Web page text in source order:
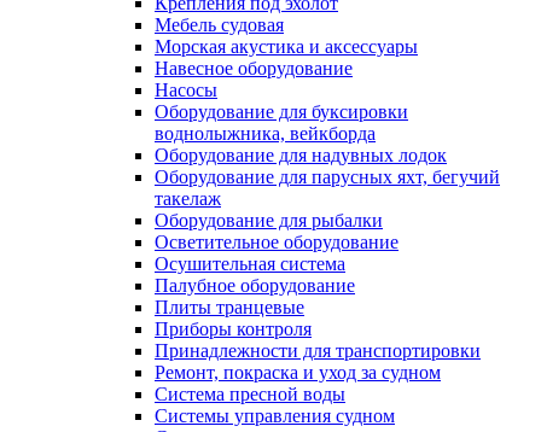
Мебель судовая
Морская акустика и аксессуары
Навесное оборудование
Насосы
Оборудование для буксировки
воднолыжника, вейкборда
Оборудование для надувных лодок
Оборудование для парусных яхт, бегучий
такелаж
Оборудование для рыбалки
Осветительное оборудование
Осушительная система
Палубное оборудование
Плиты транцевые
Приборы контроля
Принадлежности для транспортировки
Ремонт, покраска и уход за судном
Система пресной воды
Системы управления судном